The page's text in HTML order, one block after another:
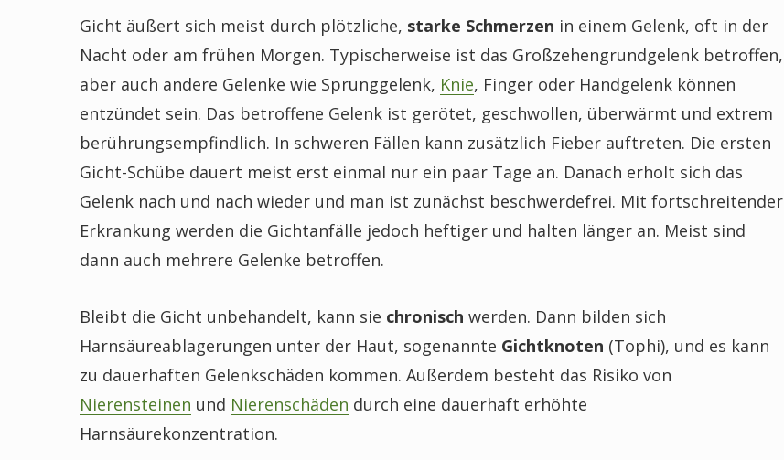
Gicht äußert sich meist durch plötzliche, starke Schmerzen in einem Gelenk, oft in der
Nacht oder am frühen Morgen. Typischerweise ist das Großzehengrundgelenk betroffen,
aber auch andere Gelenke wie Sprunggelenk, Knie, Finger oder Handgelenk können
entzündet sein. Das betroffene Gelenk ist gerötet, geschwollen, überwärmt und extrem
berührungsempfindlich. In schweren Fällen kann zusätzlich Fieber auftreten. Die ersten
Gicht-Schübe dauert meist erst einmal nur ein paar Tage an. Danach erholt sich das
Gelenk nach und nach wieder und man ist zunächst beschwerdefrei. Mit fortschreitender
Erkrankung werden die Gichtanfälle jedoch heftiger und halten länger an. Meist sind
dann auch mehrere Gelenke betroffen.
Bleibt die Gicht unbehandelt, kann sie chronisch werden. Dann bilden sich
Harnsäureablagerungen unter der Haut, sogenannte Gichtknoten (Tophi), und es kann
zu dauerhaften Gelenkschäden kommen. Außerdem besteht das Risiko von
Nierensteinen und Nierenschäden durch eine dauerhaft erhöhte
Harnsäurekonzentration.